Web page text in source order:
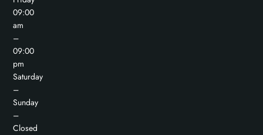
09:00
am
–
09:00
pm
Saturday
–
Sunday
–
Closed